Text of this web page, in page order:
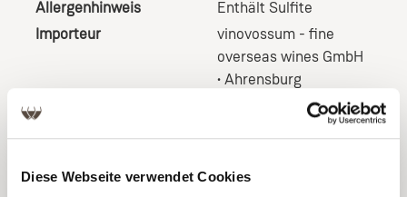
Diese Webseite verwendet Cookies
Allergenhinweis
Enthält Sulfite
Importeur
vinovossum - fine
overseas wines GmbH
• Ahrensburg
Nährwertangaben
Nährwerte und